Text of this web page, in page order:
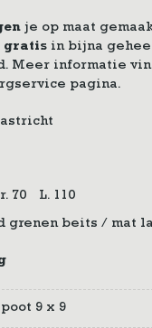
je op maat
gratis in bijna
Meer informatie
pagina.
70 L. 110
grenen beits / mat
9 x 9